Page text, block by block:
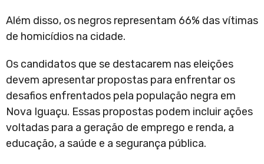
Além disso, os negros representam 66% das vítimas
de homicídios na cidade.
Os candidatos que se destacarem nas eleições
devem apresentar propostas para enfrentar os
desafios enfrentados pela população negra em
Nova Iguaçu. Essas propostas podem incluir ações
voltadas para a geração de emprego e renda, a
educação, a saúde e a segurança pública.